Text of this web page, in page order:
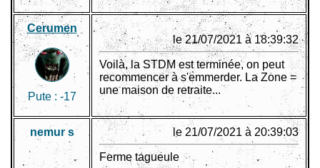
Cerumen
Pute : -17
le 21/07/2021 à 18:39:32
Voilà, la STDM est terminée, on peut
recommencer à s'emmerder. La Zone =
une maison de retraite...
nemur s le 21/07/2021 à 20:39:03
Ferme tagueule